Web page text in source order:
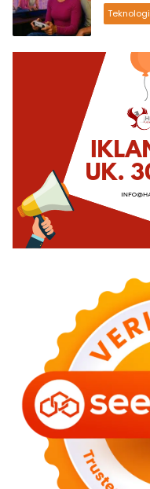
Teknologi